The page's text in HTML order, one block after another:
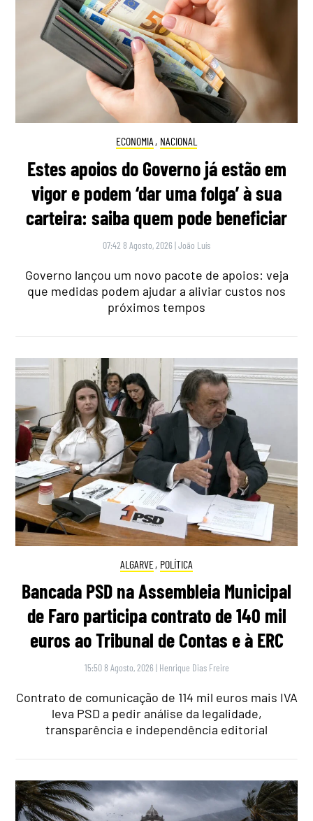
ECONOMIA , NACIONAL
Estes apoios do Governo já estão em
vigor e podem ‘dar uma folga’ à sua
carteira: saiba quem pode beneficiar
07:42 8 Agosto, 2026 |João Luís
Governo lançou um novo pacote de apoios: veja
que medidas podem ajudar a aliviar custos nos
próximos tempos
ALGARVE, POLÍTICA
Bancada PSD na Assembleia Municipal
de Faro participa contrato de 140 mil
euros ao Tribunal de Contas e à ERC
15:50 8 Agosto, 2026 | Henrique Dias Freire
Contrato de comunicação de 114 mil euros mais IVA
leva PSD a pedir análise da legalidade,
transparência e independência editorial